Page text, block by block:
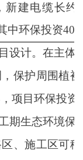
新建电缆长约
中环保投资
设计。在主体
保护周围植
项目环保投
期生态环境保
、施工区可